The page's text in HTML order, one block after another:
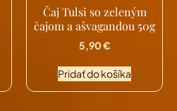
Čaj Tulsi so zeleným
čajom a ašvagandou 50g
5,90€
Pridať do košíka